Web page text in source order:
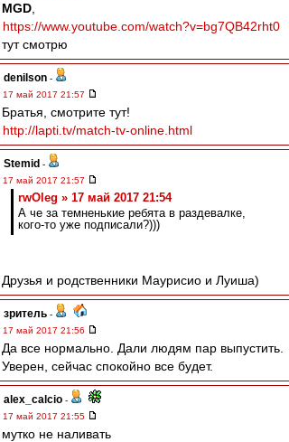
MGD
https://www.youtube.com/watch?v=bg7QB42rht0
тут смотрю
denilson -
17 май 2017 21:57
Братья, смотрите тут!
http://lapti.tv/match-tv-online.html
Stemid -
17 май 2017 21:57
rwOleg » 17 май 2017 21:54
А че за темненькие ребята в раздевалке,
кого-то уже подписали?)))
Друзья и родственники Маурисио и Луиша)
зpитель -
17 май 2017 21:56
Да все нормально. Дали людям пар выпустить.
Уверен, сейчас спокойно все будет.
alex_calcio -
17 май 2017 21:55
мутко не наливать